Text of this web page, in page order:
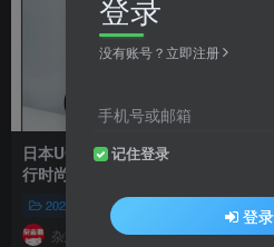
日本UOMO（ウオモ）男性流
行时尚杂志 PDF电子版
【2026年·全年订阅】
2026年杂志集合 UOMO（ウオモ）
杂志猫 1067
没有账号？立即注册
手机号或邮箱
记住登录
登录